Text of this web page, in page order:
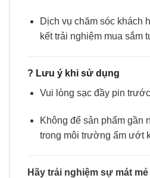
Dịch vụ chăm sóc khách
kết trải nghiệm mua sắm
? Lưu ý khi sử dụng
Vui lòng sạc đầy pin
Không để sản phẩm gần
trong môi trường ẩm ướt
Hãy trải nghiệm sự mát